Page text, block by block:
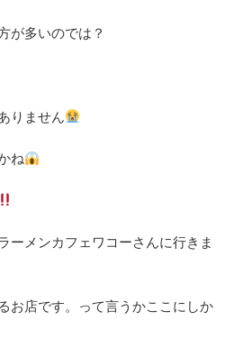
が多いのでは？
りません
ね
ーメンカフェワコーさんに行きま
お店です。って言うかここにしか